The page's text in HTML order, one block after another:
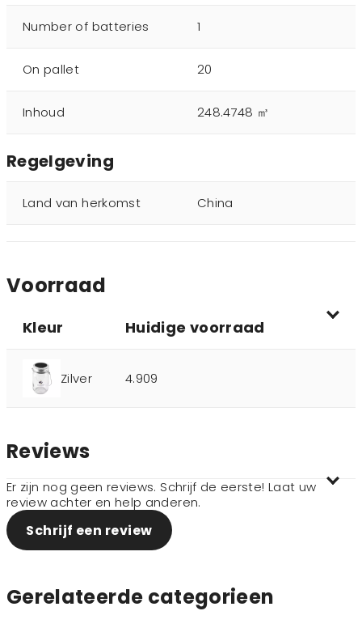
Number of batteries 1
On pallet 20
Inhoud 248.4748 ㎥
Regelgeving
Land van herkomst China
Voorraad
Kleur Huidige voorraad
Zilver 4.909
Reviews
Er zijn nog geen reviews. Schrijf de eerste! Laat uw
review achter en help anderen.
Schrijf een review
Gerelateerde categorieen